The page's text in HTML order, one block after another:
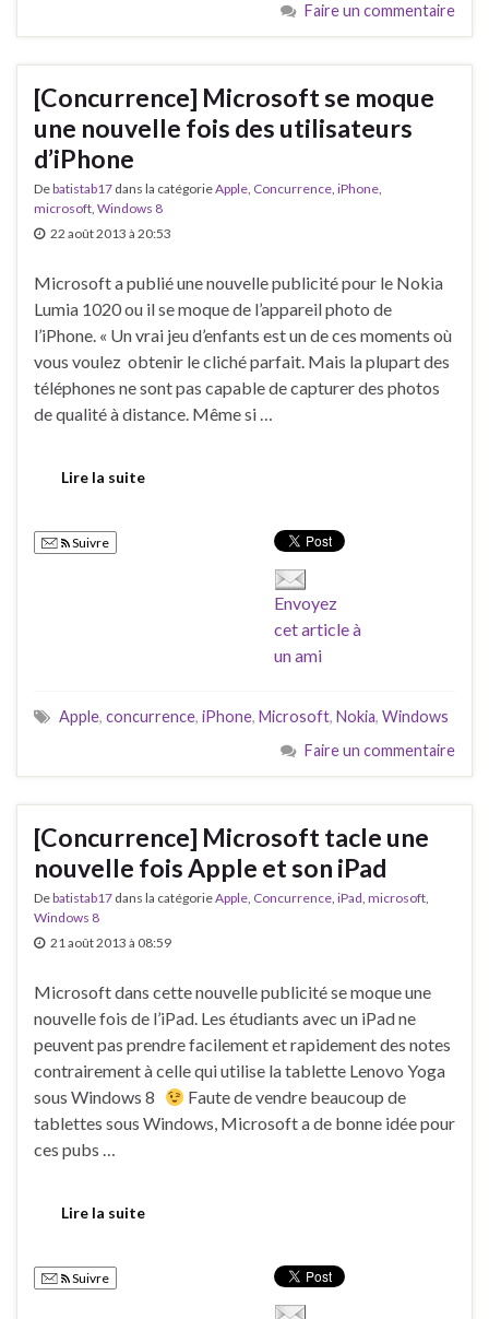
Faire un commentaire
[Concurrence] Microsoft se moque
une nouvelle fois des utilisateurs
d’iPhone
Debatistab17 dans la catégorieApple, Concurrence, iPhone,
microsoft, Windows 8
22 août 2013 à 20:53
Microsoft a publié une nouvelle publicité pour le Nokia
Lumia 1020 ou il se moque de l’appareil photo de
l’iPhone. « Un vrai jeu d’enfants est un de ces moments où
vous voulez obtenir le cliché parfait. Mais la plupart des
téléphones ne sont pas capable de capturer des photos
de qualité à distance. Même si …
Lire la suite
Suivre
Envoyez
cet article à
un ami
Apple, concurrence, iPhone, Microsoft, Nokia, Windows
Faire un commentaire
[Concurrence] Microsoft tacle une
nouvelle fois Apple et son iPad
Debatistab17 dans la catégorieApple, Concurrence, iPad, microsoft,
Windows 8
21 août 2013 à 08:59
Microsoft dans cette nouvelle publicité se moque une
nouvelle fois de l’iPad. Les étudiants avec un iPad ne
peuvent pas prendre facilement et rapidement des notes
contrairement à celle qui utilise la tablette Lenovo Yoga
sous Windows 8
Faute de vendre beaucoup de
tablettes sous Windows, Microsoft a de bonne idée pour
ces pubs …
Lire la suite
Suivre